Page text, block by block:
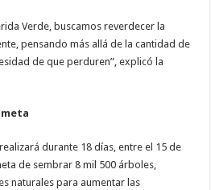
Verde, buscamos reverdecer la
pensando más allá de la cantidad de
de que perduren”, explicó la
meta
durante 18 días, entre el 15 de
de sembrar 8 mil 500 árboles,
naturales para aumentar las